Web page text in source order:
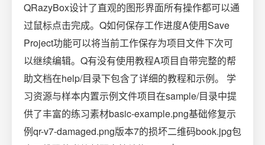
QRazyBox设计了直观的图形界面所有操作都可以通
过鼠标点击完成。Q如何保存工作进度A使用Save
Project功能可以将当前工作保存为项目文件下次可
以继续编辑。Q有没有使用教程A项目自带完整的帮
助文档在help/目录下包含了详细的教程和示例。 学
习资源与样本内置示例文件项目在sample/目录中提
供了丰富的练习素材basic-example.png基础修复示
例qr-v7-damaged.png版本7的损坏二维码book.jpg包